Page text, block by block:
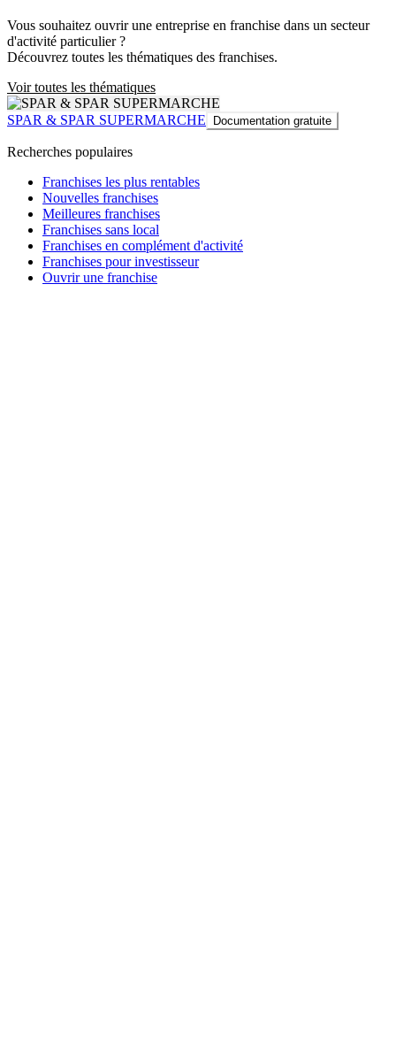
Vous souhaitez ouvrir une entreprise en franchise dans un secteur
d'activité particulier ?
Découvrez toutes les thématiques des franchises.
Voir toutes les thématiques
SPAR & SPAR SUPERMARCHE Documentation gratuite
Recherches populaires
Franchises les plus rentables
Nouvelles franchises
Meilleures franchises
Franchises sans local
Franchises en complément d'activité
Franchises pour investisseur
Ouvrir une franchise